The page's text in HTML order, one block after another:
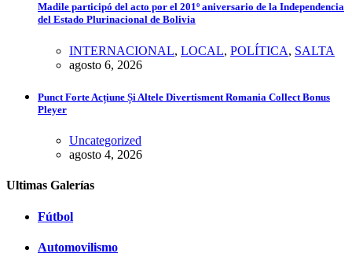
Madile participó del acto por el 201º aniversario de la Independencia
del Estado Plurinacional de Bolivia
INTERNACIONAL, LOCAL, POLÍTICA, SALTA
agosto 6, 2026
Punct Forte Acțiune Și Altele Divertisment Romania Collect Bonus
Pleyer
Uncategorized
agosto 4, 2026
Ultimas Galerías
Fútbol
Automovilismo